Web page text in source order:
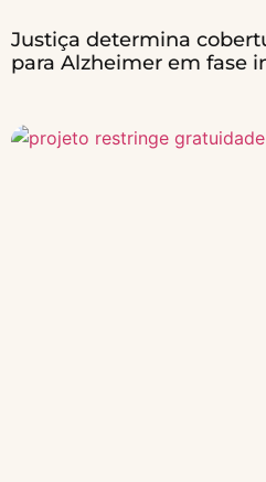
Justiça determina
para Alzheimer em fase